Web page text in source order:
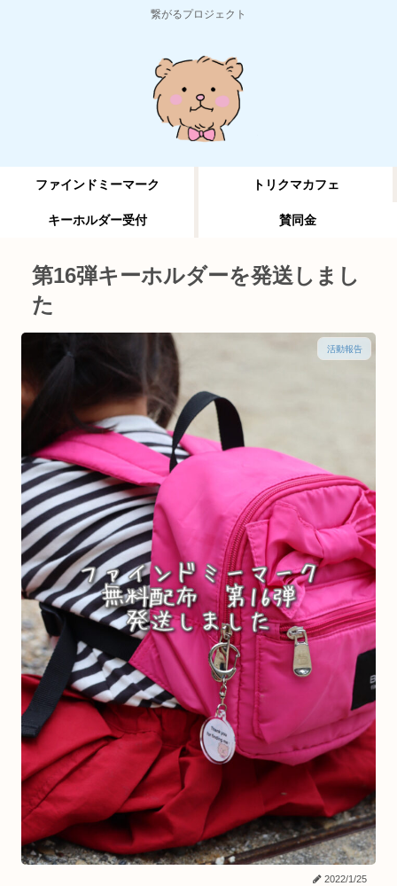
繋がるプロジェクト
ファインドミーマーク トリクマカフェ
キーホルダー受付 賛同金
第16弾キーホルダーを発送しまし
た
活動報告
2022/1/25